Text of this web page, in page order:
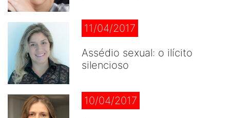
11/04/2017
Assédio sexual: o ilícito
silencioso
10/04/2017